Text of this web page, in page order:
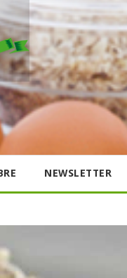
NEWSLETTER